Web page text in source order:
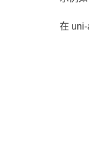
在 uni-